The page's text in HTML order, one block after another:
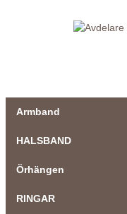
Armband
HALSBAND
Örhängen
RINGAR